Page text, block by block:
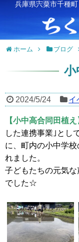
兵庫県宍粟市千種町
ホーム ブログ
小
2024/5/24 イ
【小中高合同田植え
した連携事業｣とし
に、町内の小中学
れました。
子どもたちの元気
でした☆